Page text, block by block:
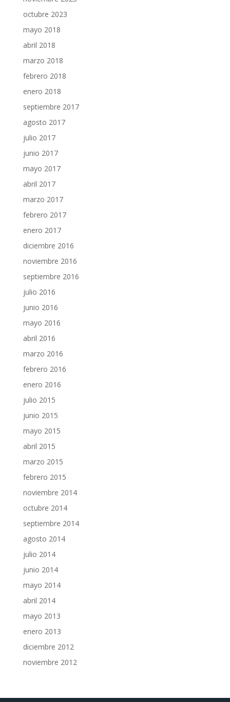
octubre 2023
mayo 2018
abril 2018
marzo 2018
febrero 2018
enero 2018
septiembre 2017
agosto 2017
julio 2017
junio 2017
mayo 2017
abril 2017
marzo 2017
febrero 2017
enero 2017
diciembre 2016
noviembre 2016
septiembre 2016
julio 2016
junio 2016
mayo 2016
abril 2016
marzo 2016
febrero 2016
enero 2016
julio 2015
junio 2015
mayo 2015
abril 2015
marzo 2015
febrero 2015
noviembre 2014
octubre 2014
septiembre 2014
agosto 2014
julio 2014
junio 2014
mayo 2014
abril 2014
mayo 2013
enero 2013
diciembre 2012
noviembre 2012